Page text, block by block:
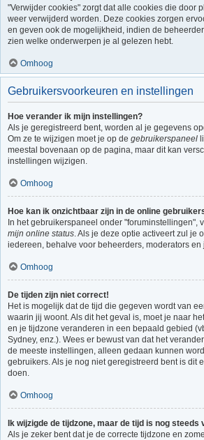
"Verwijder cookies" zorgt dat alle cookies die door
weer verwijderd worden. Deze cookies zorgen
en geven ook de mogelijkheid, indien de
zien welke onderwerpen je al gelezen hebt.
Omhoog
Gebruikersvoorkeuren en instellingen
Hoe verander ik mijn instellingen?
Als je geregistreerd bent, worden al je gegevens
Om ze te wijzigen moet je op de gebruikerspaneel
meestal bovenaan op de pagina, maar dit kan
instellingen wijzigen.
Omhoog
Hoe kan ik onzichtbaar zijn in de online
In het gebruikerspaneel onder "foruminstellingen",
mijn online status. Als je deze optie activeert zul je
iedereen, behalve voor beheerders, moderators en
Omhoog
De tijden zijn niet correct!
Het is mogelijk dat de tijd die gegeven wordt van
waarin jij woont. Als dit het geval is, moet je naar
en je tijdzone veranderen in een bepaald gebied
Sydney, enz.). Wees er bewust van dat het
de meeste instellingen, alleen gedaan kunnen
gebruikers. Als je nog niet geregistreerd bent is dit
doen.
Omhoog
Ik wijzigde de tijdzone, maar de tijd is nog steeds
Als je zeker bent dat je de correcte tijdzone en